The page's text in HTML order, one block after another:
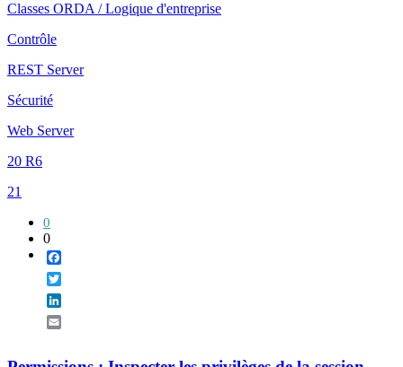
Classes ORDA / Logique d'entreprise
Contrôle
REST Server
Sécurité
Web Server
20 R6
21
0
0